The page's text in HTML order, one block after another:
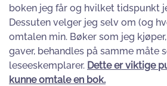
boken jeg får og hvilket tidspunkt
Dessuten velger jeg selv om (og
omtalen min. Bøker som jeg
gaver, behandles på samme måte
leseeskemplarer. Dette er viktige
kunne omtale en bok.